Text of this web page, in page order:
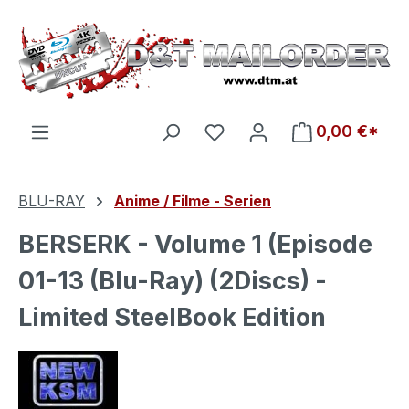
Zum Hauptinhalt springen
Du hast 0 Produkte auf
0,00 €*
BLU-RAY Anime / Filme - Serien
BERSERK - Volume 1 (Episode
01-13 (Blu-Ray) (2Discs) -
Limited SteelBook Edition